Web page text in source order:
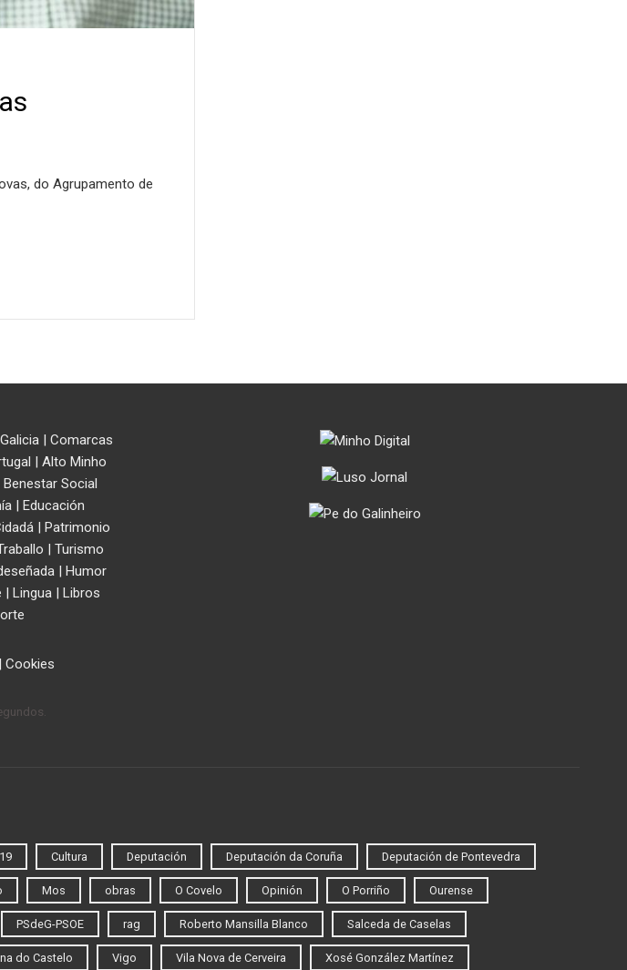
do Agrupamento de
| Comarcas
| Alto Minho
Benestar Social
| Educación
| Patrimonio
| Turismo
| Humor
| Lingua| Libros
| Cookies
Cultura Deputación Deputación da Coruña Deputación de Pontevedra
Mos obras O Covelo Opinión O Porriño Ourense
PSdeG-PSOE rag Roberto Mansilla Blanco Salceda de Caselas
do Castelo Vigo Vila Nova de Cerveira Xosé González Martínez